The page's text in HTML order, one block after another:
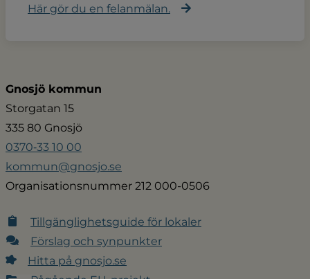
Här gör du en felanmälan.
Gnosjö kommun
Storgatan 15
335 80 Gnosjö
0370‑33 10 00
kommun@gnosjo.se
Organisationsnummer 212 000-0506
Tillgänglighetsguide för lokaler
Förslag och synpunkter
Hitta på gnosjo.se